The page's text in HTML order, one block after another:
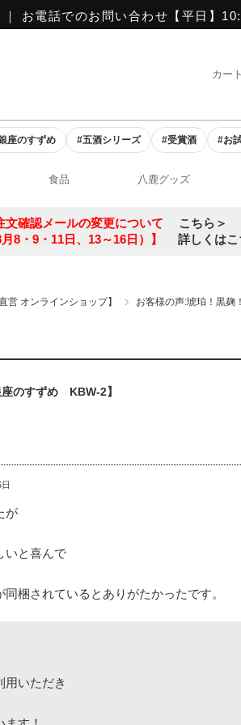
｜ お電話でのお問い合わせ【平日】
カー
座のすずめ #五酒シリーズ #受賞酒 #お
食品 八鹿グッズ
文確認メールの変更について
こちら＞
8・9・11日、13～16日）】
詳しくは
営 オンラインショップ】 お客様の声:琥珀！黒
のすずめ KBW-2】
が
いと喜んで
梱されているとありがたかったです。
用いただき